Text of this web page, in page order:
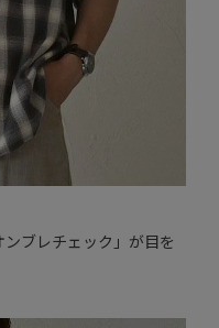
ブレチェック」が目を